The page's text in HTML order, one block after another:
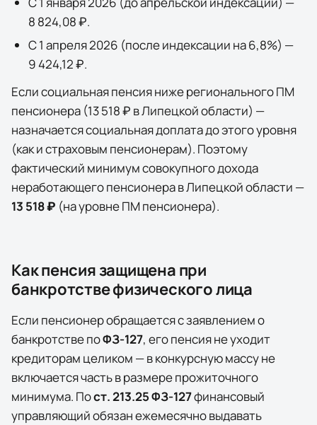
8 824,08 ₽.
С 1 апреля2026 (после индексации на6,8%) —
9 424,12 ₽.
Если социальная пенсия ниже регионального ПМ
пенсионера (13 518 ₽ вЛипецкой области) —
назначается социальная доплата до этого уровня
(как и страховым пенсионерам). Поэтому
фактический минимум совокупного дохода
неработающего пенсионера вЛипецкой области —
13 518 ₽ (на уровне ПМ пенсионера).
Как пенсия защищена при
банкротстве физического лица
Если пенсионер обращается с заявлением о
банкротстве поФЗ-127, его пенсия не уходит
кредиторам целиком — в конкурсную массу не
включается часть в размере прожиточного
минимума. Пост. 213.25 ФЗ-127финансовый
управляющий обязан ежемесячно выдавать